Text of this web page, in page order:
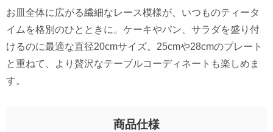
お皿全体に広がる繊細なレース模様が、いつものティータ
イムを格別のひとときに。ケーキやパン、サラダを盛り付
けるのに最適な直径20cmサイズ。25cmや28cmのプレート
と重ねて、より贅沢なテーブルコーディネートも楽しめま
す。
商品仕様